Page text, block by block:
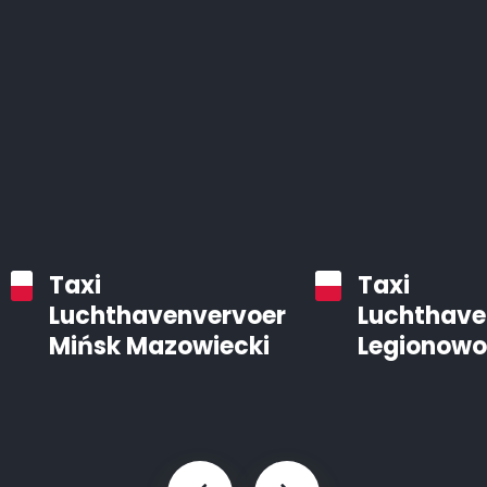
Taxi
Luchthavenvervoer
Mińsk Mazowiecki
Taxi
Legionowo